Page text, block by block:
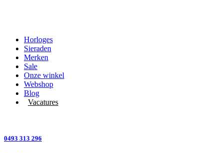
Horloges
Sieraden
Merken
Sale
Onze winkel
Webshop
Blog
Vacatures
0493 313 296